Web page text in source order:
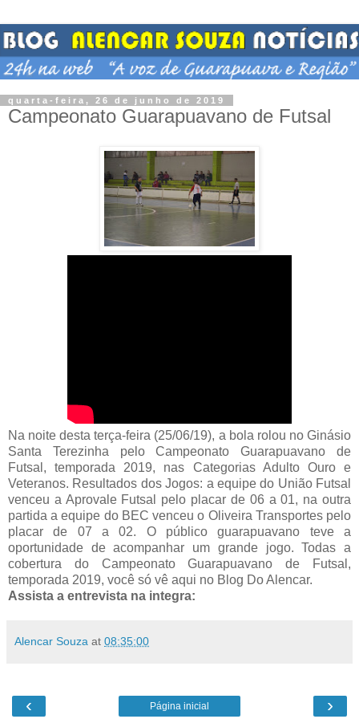
quarta-feira, 26 de junho de 2019
Campeonato Guarapuavano de Futsal
Na noite desta terça-feira (25/06/19), a bola rolou no Ginásio
Santa Terezinha pelo Campeonato Guarapuavano de
Futsal, temporada 2019, nas Categorias Adulto Ouro e
Veteranos. Resultados dos Jogos: a equipe do União Futsal
venceu a Aprovale Futsal pelo placar de 06 a 01, na outra
partida a equipe do BEC venceu o Oliveira Transportes pelo
placar de 07 a 02. O público guarapuavano teve a
oportunidade de acompanhar um grande jogo. Todas a
cobertura do Campeonato Guarapuavano de Futsal,
temporada 2019, você só vê aqui no Blog Do Alencar.
Assista a entrevista na integra:
Alencar Souza at 08:35:00
‹ ›
Página inicial